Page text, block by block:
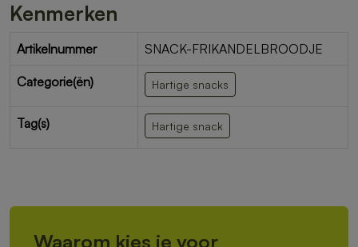
Kenmerken
Artikelnummer SNACK-FRIKANDELBROODJE
Categorie(ën) Hartige snacks
Tag(s) Hartige snack
Waarom kies je voor